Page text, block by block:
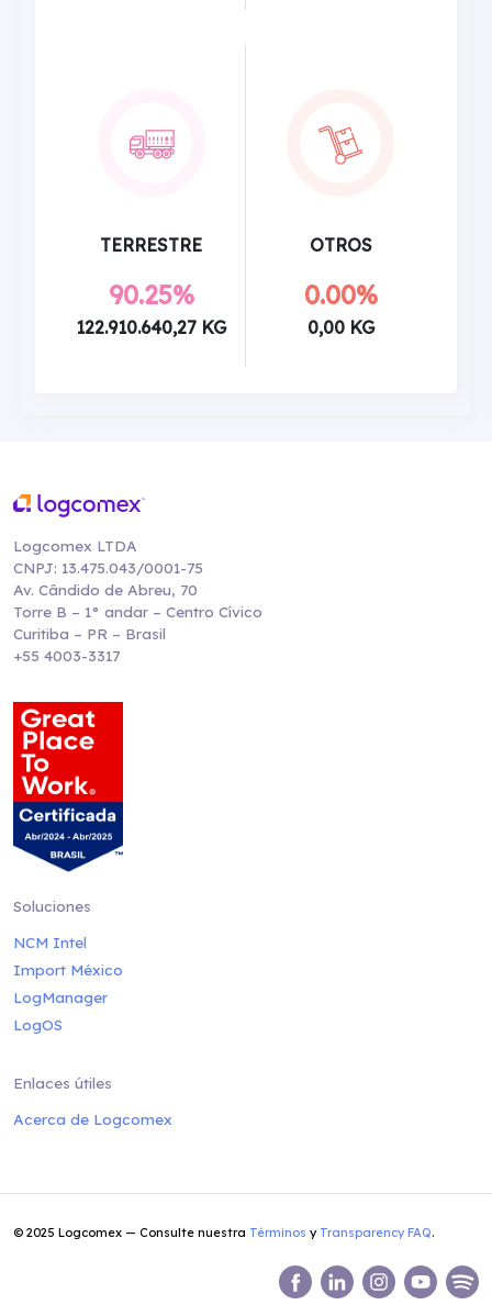
TERRESTRE
90.25%
122.910.640,27 KG
OTROS
0.00%
0,00 KG
Logcomex LTDA
CNPJ: 13.475.043/0001-75
Av. Cândido de Abreu, 70
Torre B – 1° andar – Centro Cívico
Curitiba – PR – Brasil
+55 4003-3317
Soluciones
NCM Intel
Import México
LogManager
LogOS
Enlaces útiles
Acerca de Logcomex
© 2025 Logcomex — Consulte nuestra Términos y Transparency FAQ.